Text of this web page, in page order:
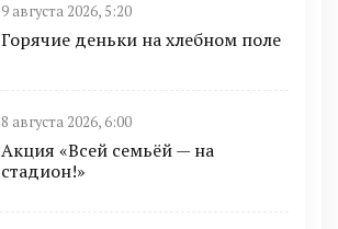
9 августа 2026, 5:20
Горячие деньки на хлебном поле
8 августа 2026, 6:00
Акция «Всей семьёй — на
стадион!»